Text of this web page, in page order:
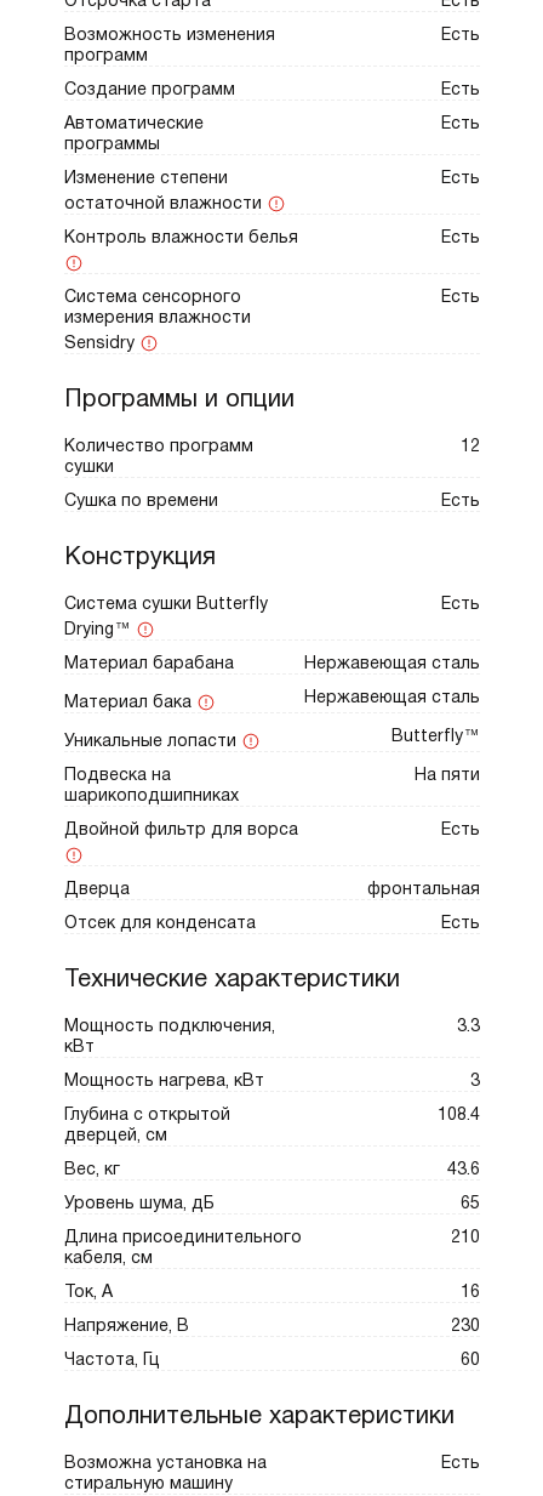
Возможность изменения
программ
Есть
Создание программ Есть
Автоматические
программы
Есть
Изменение степени
остаточной влажности
Есть
Контроль влажности белья Есть
Система сенсорного
измерения влажности
Sensidry
Есть
Программы и опции
Количество программ
сушки
12
Сушка по времени Есть
Конструкция
Система сушки Butterfly
Drying™
Есть
Материал барабана Нержавеющая сталь
Материал бака Нержавеющая сталь
Уникальные лопасти Butterfly™
Подвеска на
шарикоподшипниках
На пяти
Двойной фильтр для ворса Есть
Дверца фронтальная
Отсек для конденсата Есть
Технические характеристики
Мощность подключения,
кВт
3.3
Мощность нагрева, кВт 3
Глубина с открытой
дверцей, см
108.4
Вес, кг 43.6
Уровень шума, дБ 65
Длина присоединительного
кабеля, см
210
Ток, А 16
Напряжение, В 230
Частота, Гц 60
Дополнительные характеристики
Возможна установка на
стиральную машину
Есть